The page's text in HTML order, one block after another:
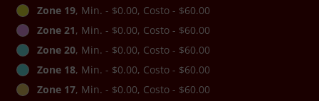
Zone 19, Min. - $0.00, Costo - $60.00
Zone 21, Min. - $0.00, Costo - $60.00
Zone 20, Min. - $0.00, Costo - $60.00
Zone 18, Min. - $0.00, Costo - $60.00
Zone 17, Min. - $0.00, Costo - $60.00